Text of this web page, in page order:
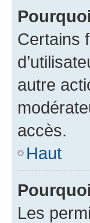
Certains
autre
accès.
Haut
Les